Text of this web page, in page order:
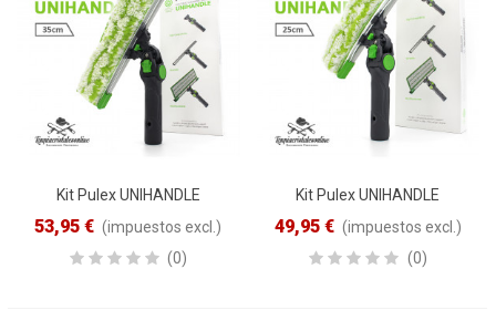
Kit Pulex UNIHANDLE
completo · 35cm
53,95 € (impuestos excl.)
(0)
Kit Pulex UNIHANDLE
completo · 25cm
49,95 € (impuestos excl.)
(0)